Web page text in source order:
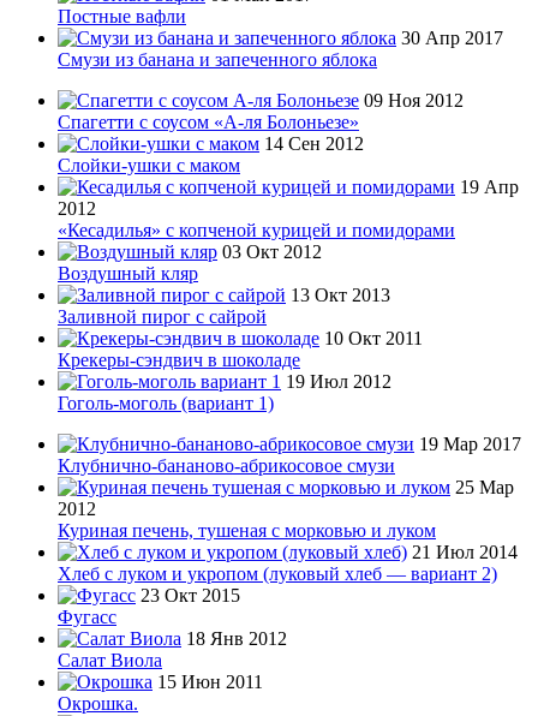
Постные вафли
30 Апр 2017
Смузи из банана и запеченного яблока
09 Ноя 2012
Спагетти с соусом «А-ля Болоньезе»
14 Сен 2012
Слойки-ушки с маком
19 Апр
2012
«Кесадилья» с копченой курицей и помидорами
03 Окт 2012
Воздушный кляр
13 Окт 2013
Заливной пирог с сайрой
10 Окт 2011
Крекеры-сэндвич в шоколаде
19 Июл 2012
Гоголь-моголь (вариант 1)
19 Мар 2017
Клубнично-бананово-абрикосовое смузи
25 Мар
2012
Куриная печень, тушеная с морковью и луком
21 Июл 2014
Хлеб с луком и укропом (луковый хлеб — вариант 2)
23 Окт 2015
Фугасс
18 Янв 2012
Салат Виола
15 Июн 2011
Окрошка.